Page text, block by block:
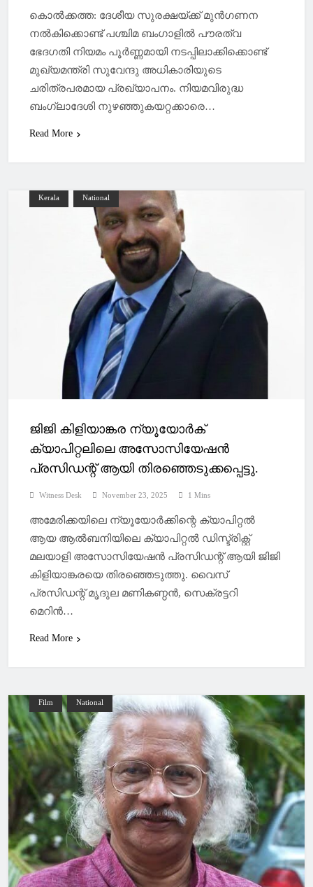
കൊല്‍ക്കത്ത: ദേശീയ സുരക്ഷയ്ക്ക് മുൻഗണന
നല്‍കിക്കൊണ്ട് പശ്ചിമ ബംഗാളില്‍ പൗരത്വ
ഭേദഗതി നിയമം പൂർണ്ണമായി നടപ്പിലാക്കിക്കൊണ്ട്
മുഖ്യമന്ത്രി സുവേന്ദു അധികാരിയുടെ
ചരിത്രപരമായ പ്രഖ്യാപനം. നിയമവിരുദ്ധ
ബംഗ്ലാദേശി നുഴഞ്ഞുകയറ്റക്കാരെ…
Read More
Kerala National
ജിജി കിളിയാങ്കര ന്യൂയോർക്
ക്യാപിറ്റലിലെ അസോസിയേഷൻ
പ്രസിഡന്റ്‌ ആയി തിരഞ്ഞെടുക്കപ്പെട്ടു.
Witness Desk November 23, 2025 1 Mins
അമേരിക്കയിലെ ന്യൂയോർക്കിന്റെ ക്യാപിറ്റൽ
ആയ ആൽബനിയിലെ ക്യാപിറ്റൽ ഡിസ്ട്രിക്റ്റ്
മലയാളി അസോസിയേഷൻ പ്രസിഡന്റ്‌ ആയി ജിജി
കിളിയാങ്കരയെ തിരഞ്ഞെടുത്തു. വൈസ്
പ്രസിഡന്റ്‌ മൃദുല മണികണ്ഠൻ, സെക്രട്ടറി
മെറിൻ…
Read More
Film National